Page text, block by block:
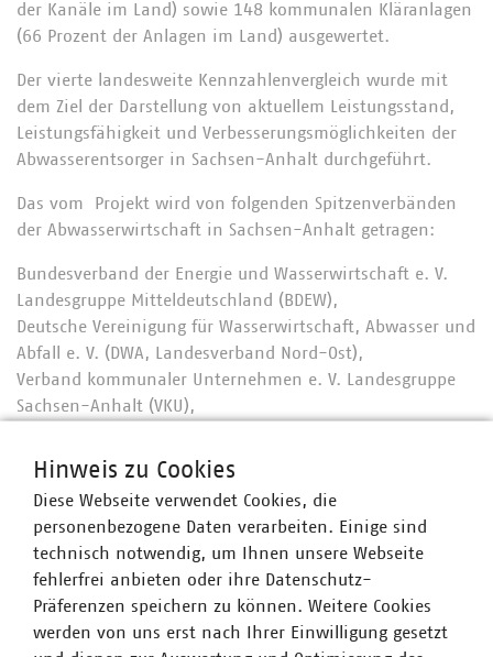
der Kanäle im Land) sowie 148 kommunalen Kläranlagen
(66 Prozent der Anlagen im Land) ausgewertet.
Der vierte landesweite Kennzahlenvergleich wurde mit
dem Ziel der Darstellung von aktuellem Leistungsstand,
Leistungsfähigkeit und Verbesserungsmöglichkeiten der
Abwasserentsorger in Sachsen-Anhalt durchgeführt.
Das vom Projekt wird von folgenden Spitzenverbänden
der Abwasserwirtschaft in Sachsen-Anhalt getragen:
Bundesverband der Energie und Wasserwirtschaft e. V.
Landesgruppe Mitteldeutschland (BDEW),
Deutsche Vereinigung für Wasserwirtschaft, Abwasser und
Abfall e. V. (DWA, Landesverband Nord-Ost),
Verband kommunaler Unternehmen e. V. Landesgruppe
Sachsen-Anhalt (VKU),
Sachsen-Anhalt (WVT)
Zusammen mit den Projektinitiierenden wurde das
bereits erprobte Kennzahlensystem für den Vergleich im
Sinne der Fortsetzung einer kontinuierlichen Arbeit
beibehalten. Ein erklärtes Ziel der Projektinitiierenden ist
es weiterhin, den Kennzahlenvergleich in regelmäßigen
Abständen zu wiederholen. Mit der erneuten
Hinweis zu Cookies
Diese Webseite verwendet Cookies, die
personenbezogene Daten verarbeiten. Einige sind
technisch notwendig, um Ihnen unsere Webseite
fehlerfrei anbieten oder ihre Datenschutz-
Präferenzen speichern zu können. Weitere Cookies
werden von uns erst nach Ihrer Einwilligung gesetzt